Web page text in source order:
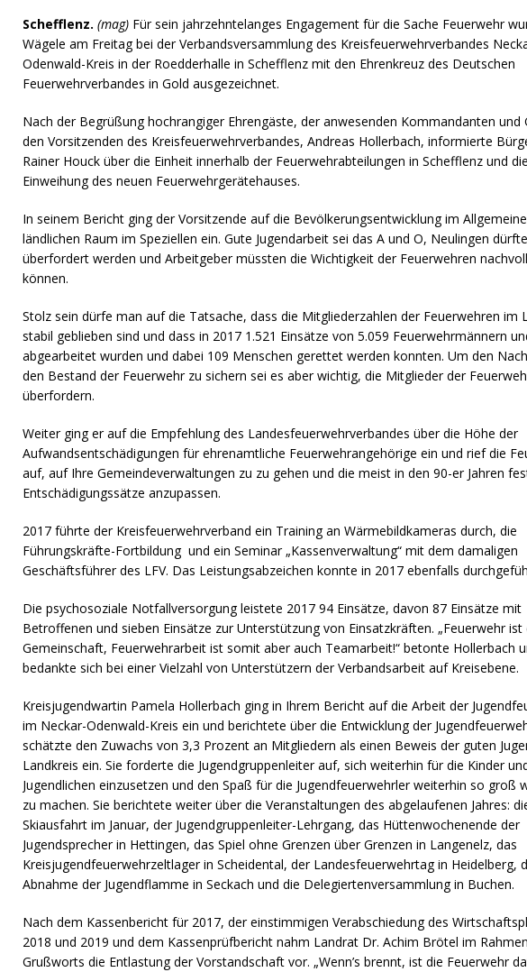
Schefflenz. (mag) Für sein jahrzehntelanges Engagement für die Sache Feuerwehr
Wägele am Freitag bei der Verbandsversammlung des Kreisfeuerwehrverbandes
Odenwald-Kreis in der Roedderhalle in Schefflenz mit den Ehrenkreuz des Deutschen
Feuerwehrverbandes in Gold ausgezeichnet.
Nach der Begrüßung hochrangiger Ehrengäste, der anwesenden Kommandanten und
den Vorsitzenden des Kreisfeuerwehrverbandes, Andreas Hollerbach, informierte
Rainer Houck über die Einheit innerhalb der Feuerwehrabteilungen in Schefflenz und die
Einweihung des neuen Feuerwehrgerätehauses.
In seinem Bericht ging der Vorsitzende auf die Bevölkerungsentwicklung im
ländlichen Raum im Speziellen ein. Gute Jugendarbeit sei das A und O, Neulingen
überfordert werden und Arbeitgeber müssten die Wichtigkeit der Feuerwehren
können.
Stolz sein dürfe man auf die Tatsache, dass die Mitgliederzahlen der Feuerwehren im
stabil geblieben sind und dass in 2017 1.521 Einsätze von 5.059 Feuerwehrmännern
abgearbeitet wurden und dabei 109 Menschen gerettet werden konnten. Um den
den Bestand der Feuerwehr zu sichern sei es aber wichtig, die Mitglieder der
überfordern.
Weiter ging er auf die Empfehlung des Landesfeuerwehrverbandes über die Höhe der
Aufwandsentschädigungen für ehrenamtliche Feuerwehrangehörige ein und rief die
auf, auf Ihre Gemeindeverwaltungen zu zu gehen und die meist in den 90-er Jahren
Entschädigungssätze anzupassen.
2017 führte der Kreisfeuerwehrverband ein Training an Wärmebildkameras durch, die
Führungskräfte-Fortbildung und ein Seminar „Kassenverwaltung“ mit dem damaligen
Geschäftsführer des LFV. Das Leistungsabzeichen konnte in 2017 ebenfalls
Die psychosoziale Notfallversorgung leistete 2017 94 Einsätze, davon 87 Einsätze mit
Betroffenen und sieben Einsätze zur Unterstützung von Einsatzkräften. „Feuerwehr
Gemeinschaft, Feuerwehrarbeit ist somit aber auch Teamarbeit!“ betonte Hollerbach
bedankte sich bei einer Vielzahl von Unterstützern der Verbandsarbeit auf Kreisebene.
Kreisjugendwartin Pamela Hollerbach ging in Ihrem Bericht auf die Arbeit der
im Neckar-Odenwald-Kreis ein und berichtete über die Entwicklung der
schätzte den Zuwachs von 3,3 Prozent an Mitgliedern als einen Beweis der guten
Landkreis ein. Sie forderte die Jugendgruppenleiter auf, sich weiterhin für die Kinder
Jugendlichen einzusetzen und den Spaß für die Jugendfeuerwehrler weiterhin so groß
zu machen. Sie berichtete weiter über die Veranstaltungen des abgelaufenen Jahres:
Skiausfahrt im Januar, der Jugendgruppenleiter-Lehrgang, das Hüttenwochenende der
Jugendsprecher in Hettingen, das Spiel ohne Grenzen über Grenzen in Langenelz, das
Kreisjugendfeuerwehrzeltlager in Scheidental, der Landesfeuerwehrtag in Heidelberg,
Abnahme der Jugendflamme in Seckach und die Delegiertenversammlung in Buchen.
Nach dem Kassenbericht für 2017, der einstimmigen Verabschiedung des
2018 und 2019 und dem Kassenprüfbericht nahm Landrat Dr. Achim Brötel im
Grußworts die Entlastung der Vorstandschaft vor. „Wenn’s brennt, ist die Feuerwehr